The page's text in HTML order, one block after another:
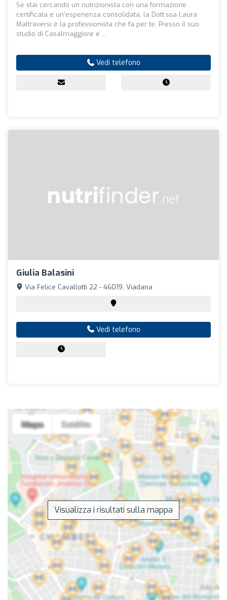
Se stai cercando un nutrizionista con una formazione
certificata e un'esperienza consolidata, la Dott.ssa Laura
Maltraversi è la professionista che fa per te. Presso il suo
studio di Casalmaggiore e ...
Vedi telefono
Giulia Balasini
Via Felice Cavallotti 22 - 46019, Viadana
Vedi telefono
Visualizza i risultati sulla mappa